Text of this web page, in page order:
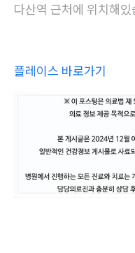
다산역 근처에 위치해있
플레이스 바로가기